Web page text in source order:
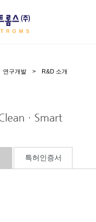
연구개발 > R&D 소개
특허인증서